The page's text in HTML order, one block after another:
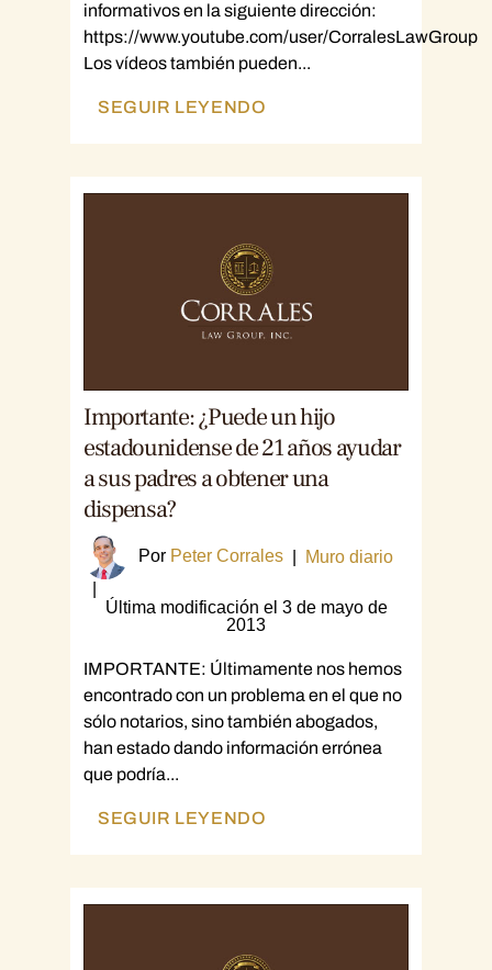
informativos en la siguiente dirección:
https://www.youtube.com/user/CorralesLawGroup
Los vídeos también pueden...
SEGUIR LEYENDO
Importante: ¿Puede un hijo
estadounidense de 21 años ayudar
a sus padres a obtener una
dispensa?
Por Peter Corrales
Muro diario
Última modificación el 3 de mayo de
2013
IMPORTANTE: Últimamente nos hemos
encontrado con un problema en el que no
sólo notarios, sino también abogados,
han estado dando información errónea
que podría...
SEGUIR LEYENDO